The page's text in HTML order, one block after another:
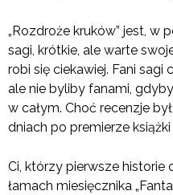
„Rozdroże kruków” jest, w
sagi, krótkie, ale warte
robi się ciekawiej. Fani sagi
ale nie byliby fanami,
w całym. Choć recenzje
dniach po premierze
Ci, którzy pierwsze historie
łamach miesięcznika